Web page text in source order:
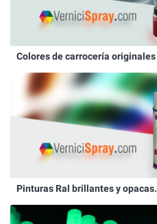
Colores de carrocería originales
Pinturas Ral brillantes y opacas.